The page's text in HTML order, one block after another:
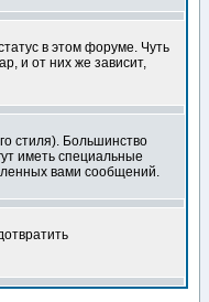
в этом форуме. Чуть
и от них же зависит,
стиля). Большинство
иметь специальные
вами сообщений.